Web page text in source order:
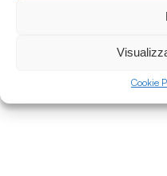
Cookie
Synth-pop/